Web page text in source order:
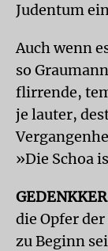
Judentum
Auch wenn
so
flirrende,
je lauter,
»Die Schoa
die Opfer
zu Beginn